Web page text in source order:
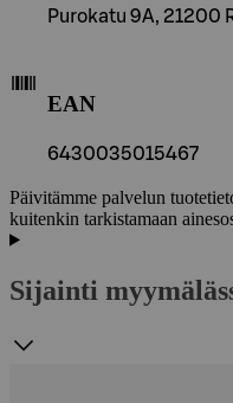
Purokatu 9A, 21200
EAN
6430035015467
Päivitämme palvelun
kuitenkin tarkistamaan
Sijainti